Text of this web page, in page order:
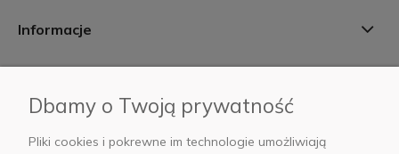
Informacje
AB Foto
Dbamy o Twoją prywatność
Pliki cookies i pokrewne im technologie umożliwiają